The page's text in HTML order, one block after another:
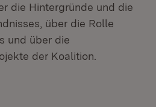
die Hintergründe und die
über die Rolle
und über die
der Koalition.